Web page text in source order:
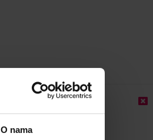
O nama